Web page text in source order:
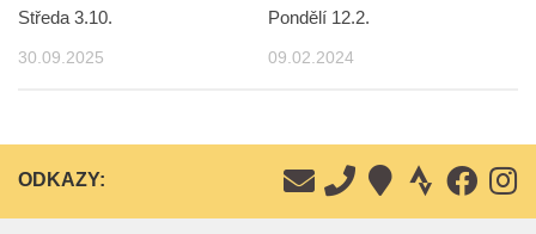
Středa 3.10.
30.09.2025
Pondělí 12.2.
09.02.2024
ODKAZY: